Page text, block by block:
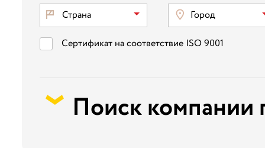
Страна Город
Сертификат на соответствие ISO 9001
Поиск компании